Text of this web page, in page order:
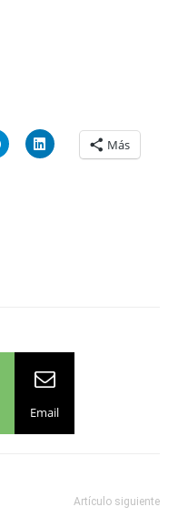
Más
Email
Artículo siguiente